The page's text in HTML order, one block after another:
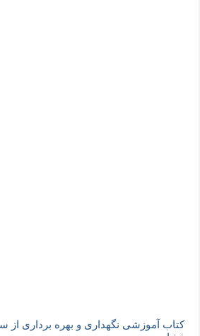
کتاب آموزشی نگهداری و بهره برداری از